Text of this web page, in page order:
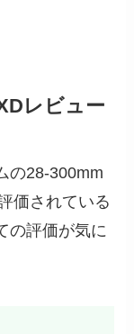
レビュー
の28-300mm
価されている
の評価が気に